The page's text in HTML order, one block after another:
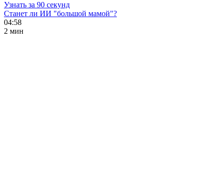
Узнать за 90 секунд
Станет ли ИИ "большой мамой"?
04:58
2 мин